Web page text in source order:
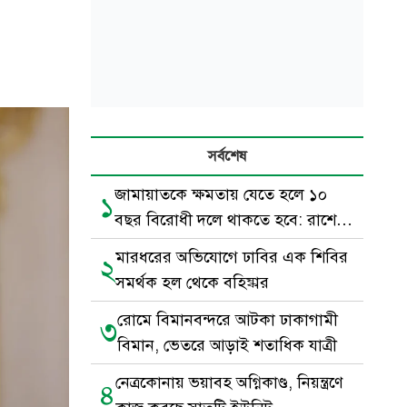
সর্বশেষ
১জামায়াতকে ক্ষমতায় যেতে হলে ১০
বছর বিরোধী দলে থাকতে হবে: রাশেদ
খাঁন
২মারধরের অভিযোগে ঢাবির এক শিবির
সমর্থক হল থেকে বহিষ্কার
৩রোমে বিমানবন্দরে আটকা ঢাকাগামী
বিমান, ভেতরে আড়াই শতাধিক যাত্রী
৪নেত্রকোনায় ভয়াবহ অগ্নিকাণ্ড, নিয়ন্ত্রণে